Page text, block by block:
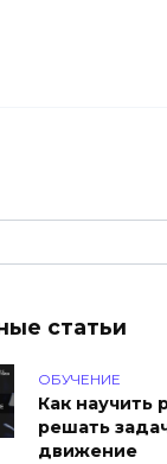
статьи
ОБУЧЕНИЕ
Как научить
решать
движение